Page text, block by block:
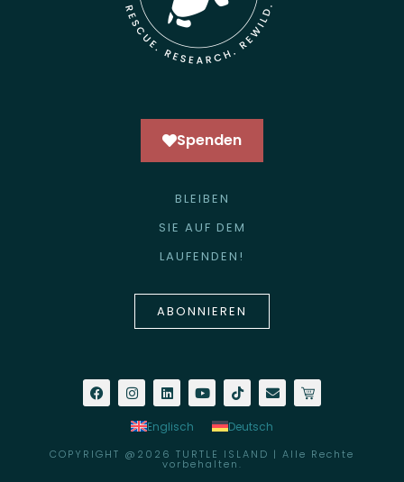
Spenden
BLEIBEN
SIE AUF DEM
LAUFENDEN!
ABONNIEREN
Englisch Deutsch
COPYRIGHT @2026 TURTLE ISLAND | Alle Rechte
vorbehalten.